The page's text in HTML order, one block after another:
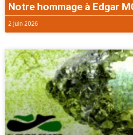
Notre hommage à Edgar
2 juin 2026